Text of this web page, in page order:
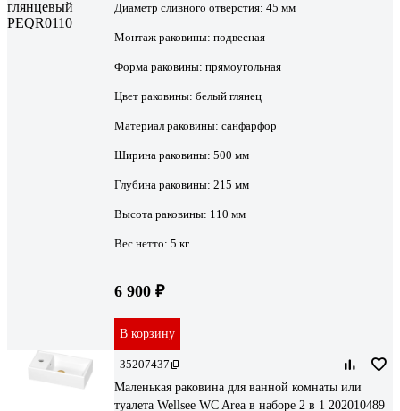
Диаметр сливного отверстия: 45 мм
Монтаж раковины: подвесная
Форма раковины: прямоугольная
Цвет раковины: белый глянец
Материал раковины: санфарфор
Ширина раковины: 500 мм
Глубина раковины: 215 мм
Высота раковины: 110 мм
Вес нетто: 5 кг
6 900 ₽
В корзину
35207437
Маленькая раковина для ванной комнаты или
туалета Wellsee WC Area в наборе 2 в 1 202010489